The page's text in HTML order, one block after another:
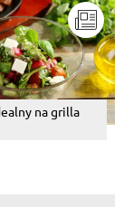
na grilla